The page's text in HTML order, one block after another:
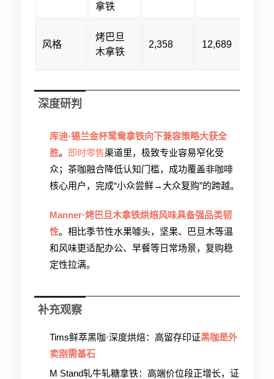
拿铁
风格
烤巴旦
木拿铁
2,358 12,689
深度研判
库迪·锡兰金杯鸳鸯拿铁向下兼容策略大获全
胜。 即时零售渠道里，极致专业容易窄化受
众；茶咖融合降低认知门槛，成功覆盖非咖啡
核心用户，完成“小众尝鲜→大众复购”的跨越。
Manner·烤巴旦木拿铁烘焙风味具备强品类韧
性。相比季节性水果噱头，坚果、巴旦木等温
和风味更适配办公、早餐等日常场景，复购稳
定性拉满。
补充观察
Tims鲜萃黑咖·深度烘焙：高留存印证黑咖是外
卖刚需基石
M Stand轧牛轧糖拿铁：高端价位段正增长，证